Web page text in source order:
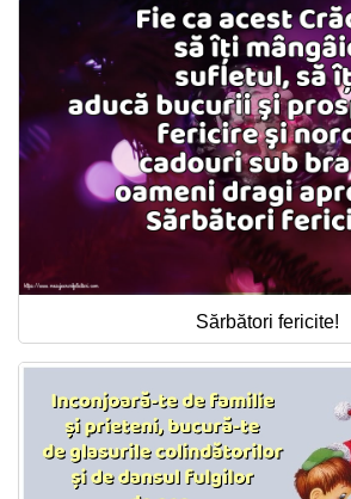
Sărbători fericite!